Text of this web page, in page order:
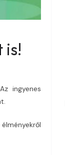
is!
ingyenes